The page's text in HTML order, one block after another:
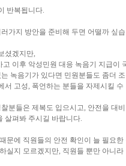
반복됩니다.
가지 방안을 준비해 두면 어떨까 싶
셨겠지만,
이후 악성민원 대응 녹음기 지급
녹음기가 있다면 민원분들도 좀더
서 고성, 폭언하는 분들을 자제시킬
분들은 제복도 입으시고, 안전을 대
살펴봐 주시길 바랍니다.
문에 직원들의 안전 확인이 늘 필요한
실지 모르겠지만, 직원들 뿐만 아니